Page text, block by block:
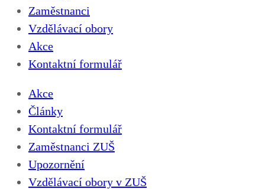
Zaměstnanci
Vzdělávací obory
Akce
Kontaktní formulář
Akce
Články
Kontaktní formulář
Zaměstnanci ZUŠ
Upozornění
Vzdělávací obory v ZUŠ